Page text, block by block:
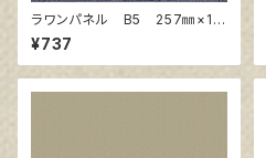
ラワンパネル B5 257㎜×18
2㎜
¥737